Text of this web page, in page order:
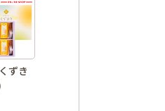
ずき